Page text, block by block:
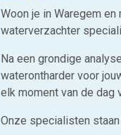
Woon je in Waregem
waterverzachter
Na een grondige
waterontharder voor
elk moment van de dag
Onze specialisten